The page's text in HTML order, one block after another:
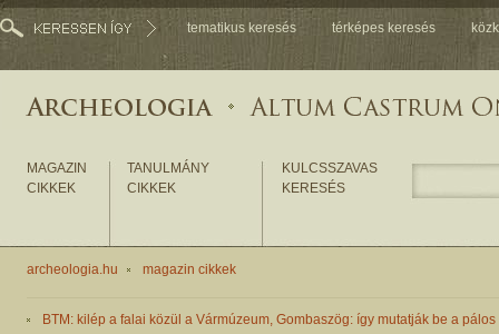
tematikus keresés térképes keresés
MAGAZIN
CIKKEK
TANULMÁNY
CIKKEK
KULCSSZAVAS
KERESÉS
archeologia.hu magazin cikkek
BTM: kilép a falai közül a Vármúzeum, Gombaszög: így mutatják be a